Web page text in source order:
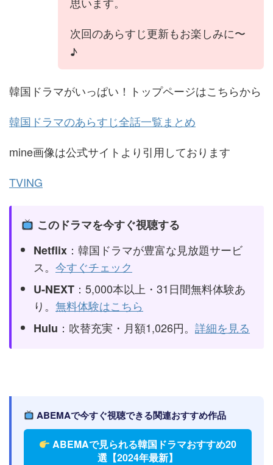
次回のあらすじ更新もお楽しみに〜
♪
韓国ドラマがいっぱい！トップページはこちらから
韓国ドラマのあらすじ全話一覧まとめ
mine画像は公式サイトより引用しております
TVING
このドラマを今すぐ視聴する
Netflix ：韓国ドラマが豊富な見放題サービ
ス。 今すぐチェック
U-NEXT ：5,000本以上・31日間無料体験あ
り。 無料体験はこちら
Hulu ：吹替充実・月額1,026円。 詳細を見る
ABEMAで今すぐ視聴できる関連おすすめ作品
ABEMAで見られる韓国ドラマおすすめ20
選【2024年最新】